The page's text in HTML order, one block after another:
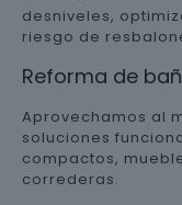
desniveles,
riesgo de
Reforma de
Aprovechamos al
soluciones
compactos,
correderas.